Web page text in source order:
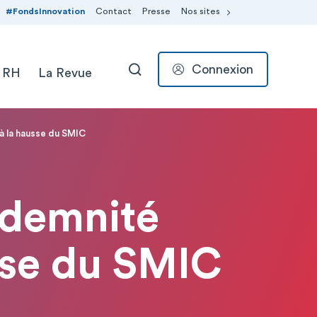
#FondsInnovation Contact Presse Nos sites
La Revue RECHERCHER
Connexion
hausse du SMIC
du SMIC